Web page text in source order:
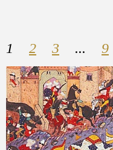
1 2 3 ... 9